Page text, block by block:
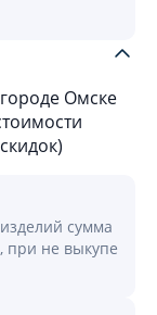
Омске
сумма
при не выкупе